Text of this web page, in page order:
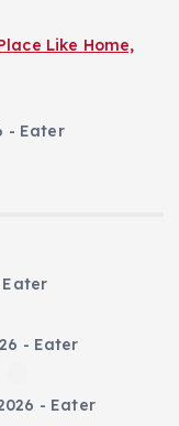
Like Home,
- Eater
Eater
- Eater
- Eater